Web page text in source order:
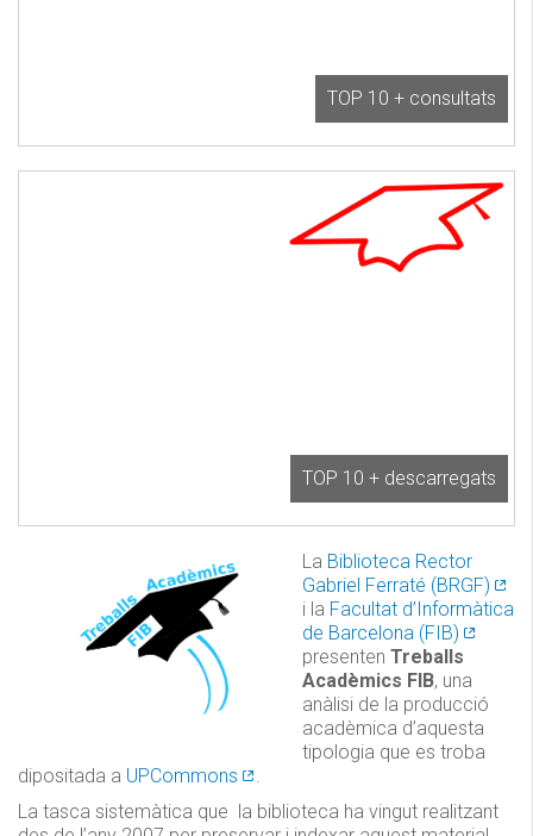
TOP 10 + consultats
TOP 10 + descarregats
La Biblioteca Rector
Gabriel Ferraté (BRGF)
i la Facultat d’Informàtica
de Barcelona (FIB)
presenten Treballs
Acadèmics FIB, una
anàlisi de la producció
acadèmica d’aquesta
tipologia que es troba
dipositada a UPCommons
.
La tasca sistemàtica que la biblioteca ha vingut realitzant